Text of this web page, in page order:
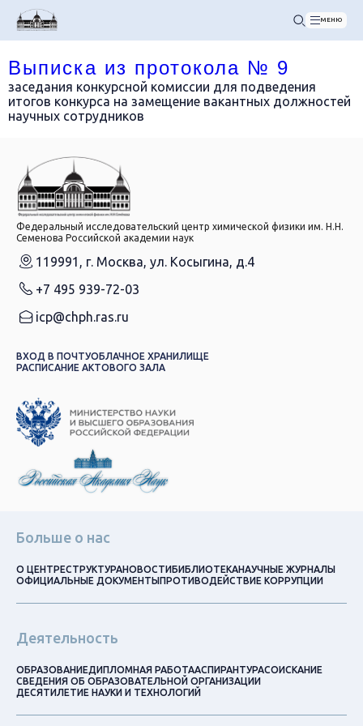
МЕНЮ
Выписка из протокола № 9
заседания конкурсной комиссии для подведения
итогов конкурса на замещение вакантных должностей
научных сотрудников
Федеральный исследовательский центр химической физики им. Н.Н.
Семенова Российской академии наук
119991, г. Москва, ул. Косыгина, д.4
+7 495 939-72-03
icp@chph.ras.ru
ВХОД В ПОЧТУОБЛАЧНОЕ ХРАНИЛИЩЕ
РАСПИСАНИЕ АКТОВОГО ЗАЛА
Больше о нас
О ЦЕНТРЕСТРУКТУРАНОВОСТИБИБЛИОТЕКАНАУЧНЫЕ ЖУРНАЛЫ
ОФИЦИАЛЬНЫЕ ДОКУМЕНТЫПРОТИВОДЕЙСТВИЕ КОРРУПЦИИ
Деятельность
ОБРАЗОВАНИЕДИПЛОМНАЯ РАБОТААСПИРАНТУРАСОИСКАНИЕ
СВЕДЕНИЯ ОБ ОБРАЗОВАТЕЛЬНОЙ ОРГАНИЗАЦИИ
ДЕСЯТИЛЕТИЕ НАУКИ И ТЕХНОЛОГИЙ